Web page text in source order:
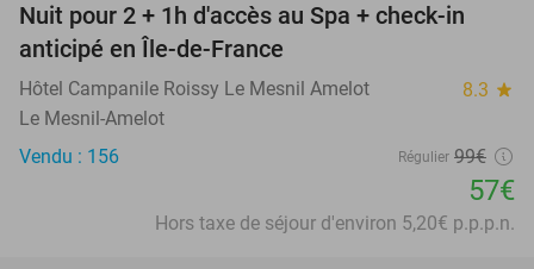
42%
Nuit pour 2 + 1h d'accès au Spa + check-in
anticipé en Île-de-France
Hôtel Campanile Roissy Le Mesnil Amelot 8.3 star
Le Mesnil-Amelot
Vendu : 156
Régulier 99€
57€
Hors taxe de séjour d'environ 5,20€ p.p.p.n.